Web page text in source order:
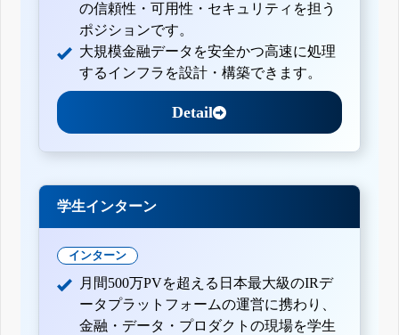
の信頼性・可用性・セキュリティを担う
ポジションです。
大規模金融データを安全かつ高速に処理
するインフラを設計・構築できます。
Detail
学生インターン
インターン
月間500万PVを超える日本最大級のIRデ
ータプラットフォームの運営に携わり、
金融・データ・プロダクトの現場を学生